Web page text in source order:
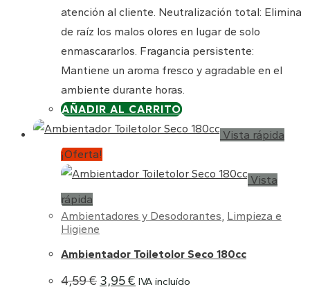
atención al cliente. Neutralización total: Elimina
de raíz los malos olores en lugar de solo
enmascararlos. Fragancia persistente:
Mantiene un aroma fresco y agradable en el
ambiente durante horas.
AÑADIR AL CARRITO
Vista rápida
¡Oferta!
Vista
rápida
Ambientadores y Desodorantes, Limpieza e
Higiene
Ambientador Toiletolor Seco 180cc
4,59€ El
3,95€ El
IVA incluído